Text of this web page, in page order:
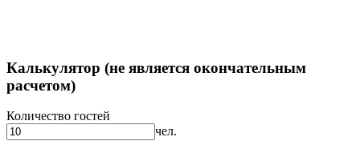
Калькулятор (не является окончательным
расчетом)
Количество гостей
чел.